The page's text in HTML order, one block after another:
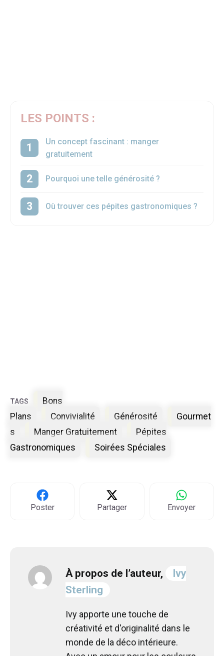
LES POINTS :
Un concept fascinant : manger
gratuitement
Pourquoi une telle générosité ?
Où trouver ces pépites gastronomiques ?
Étiquettes
Bons
Plans
Convivialité Générosité
Gourmet
s
Manger Gratuitement
Pépites
Gastronomiques
Soirées Spéciales
Poster Partager Envoyer
À propos de l’auteur,
Ivy
Sterling
Ivy apporte une touche de
créativité et d'originalité dans le
monde de la déco intérieure.